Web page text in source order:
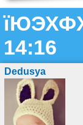
14:16
Dedusya